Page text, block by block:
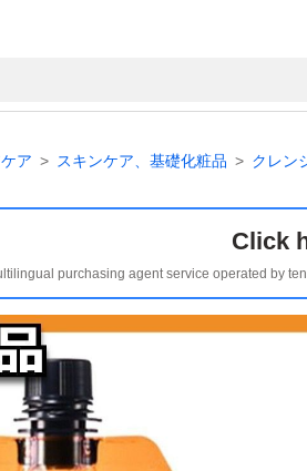
ア スキンケア、基礎化粧品 クレン
Click
purchasing agent service operated by